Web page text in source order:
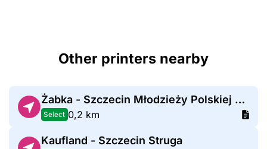
Other printers nearby
Żabka - Szczecin Młodzieży Polskiej 32B
Select 0,2 km
Kaufland - Szczecin Struga